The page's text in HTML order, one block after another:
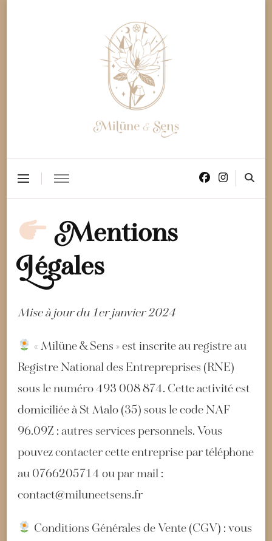
Mentions
Légales
Mise à jour du 1er janvier 2024
« Milüne & Sens » est inscrite au registre au
Registre National des Entrepreprises (RNE)
sous le numéro 493 008 874. Cette activité est
domiciliée à St Malo (35) sous le code NAF
96.09Z : autres services personnels. Vous
pouvez contacter cette entreprise par téléphone
au 0766205714 ou par mail :
contact@miluneetsens.fr
Conditions Générales de Vente (CGV) : vous